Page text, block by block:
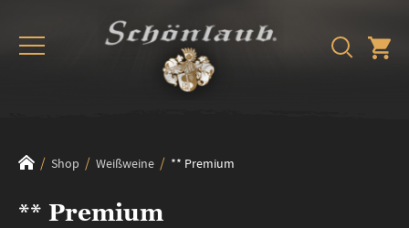
Shop Weißweine ** Premium
** Premium